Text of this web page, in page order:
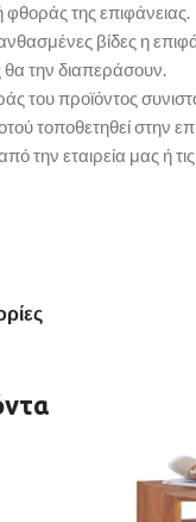
της επιφάνειας.
βίδες η
την διαπεράσουν.
του προϊόντος
τοποθετηθεί στην
την εταιρεία μας ή